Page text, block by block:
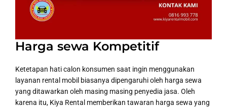
Harga sewa Kompetitif
Ketetapan hati calon konsumen saat ingin menggunakan
layanan rental mobil biasanya dipengaruhi oleh harga sewa
yang ditawarkan oleh masing masing penyedia jasa. Oleh
karena itu, Kiya Rental memberikan tawaran harga sewa yang